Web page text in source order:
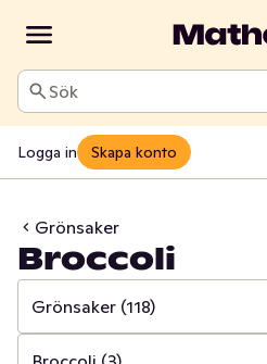
Sök
Logga in Skapa konto
Grönsaker
Broccoli
Grönsaker (118)
✓ Alla (316)